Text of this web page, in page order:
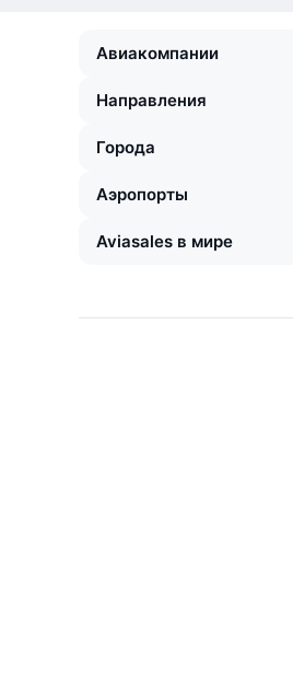
Авиакомпании
Направления
Города
Аэропорты
Aviasales в мире